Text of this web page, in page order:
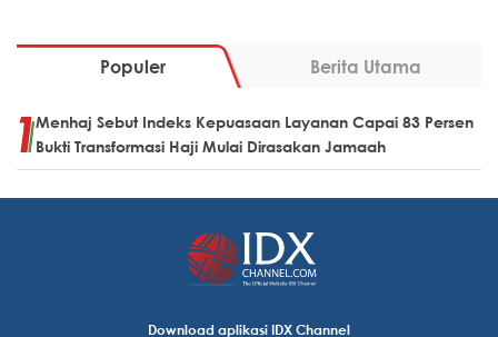
Populer Berita Utama
Menhaj Sebut Indeks Kepuasaan Layanan Capai 83 Persen
Bukti Transformasi Haji Mulai Dirasakan Jamaah
Download aplikasi IDX Channel